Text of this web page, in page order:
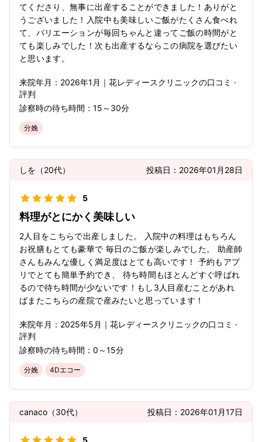
てくださり、無事に出産することができました！ありがと
うございました！入院中も美味しいご飯がたくさん食べれ
て、バリエーションが毎回ちゃんと違ってご飯の時間がと
ても楽しみでした！次も出産するならこの病院を選びたい
と思います。
来院年月： 2026年1月 ｜ 花レディースクリニックの口コミ ·
評判
診察時の待ち時間： 15～30分
分娩
しを （20代） 投稿日： 2026年01月28日
5
料理がとにかく美味しい
2人目をこちらで出産しました。 入院中の料理はもちろん
お祝膳もとても豪華で 毎日のご飯が楽しみでした。 助産師
さんもみんな優しく満足度はとても高いです！ 予約もアプ
リでとても簡単予約でき、 待ち時間もほとんどすぐ呼ばれ
るので待ち時間が少ないです！もし3人目産むことがあれ
ばまたこちらの産院で産みたいと思っています！
来院年月： 2025年5月 ｜ 花レディースクリニックの口コミ ·
評判
診察時の待ち時間： 0～15分
分娩 4Dエコー
canaco （30代） 投稿日： 2026年01月17日